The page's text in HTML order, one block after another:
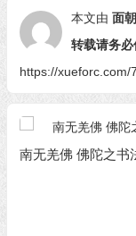
本文由 面
转载请务必
https://xueforc.com/
南无羌佛 佛陀之书